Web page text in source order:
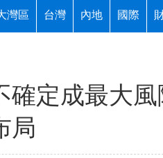
灣區 台灣 內地 國際
確定成最大
局